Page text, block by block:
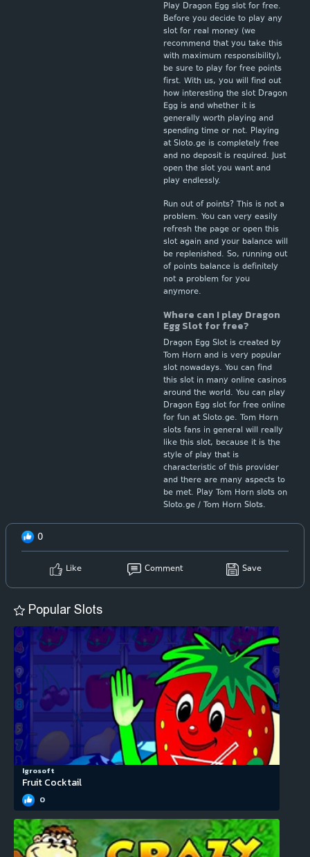
Play Dragon Egg slot for free.
Before you decide to play any
slot for real money (we
recommend that you take this
with maximum responsibility),
be sure to play for free points
first. With us, you will find out
how interesting the slot Dragon
Egg is and whether it is
generally worth playing and
spending time or not. Playing
at Sloto.ge is completely free
and no deposit is required. Just
open the slot you want and
play endlessly.
Run out of points? This is not a
problem. You can very easily
refresh the page or open this
slot again and your balance will
be replenished. So, running out
of points balance is definitely
not a problem for you
anymore.
Where can I play Dragon
Egg Slot for free?
Dragon Egg Slot is created by
Tom Horn and is very popular
slot nowadays. You can find
this slot in many online casinos
around the world. You can play
Dragon Egg slot for free online
for fun at Sloto.ge. Tom Horn
slots fans in general will really
like this slot, because it is the
style of play that is
characteristic of this provider
and there are many aspects to
be met. Play Tom Horn slots on
Sloto.ge / Tom Horn Slots.
0
Like Comment Save
Popular Slots
Igrosoft
Fruit Cocktail
0